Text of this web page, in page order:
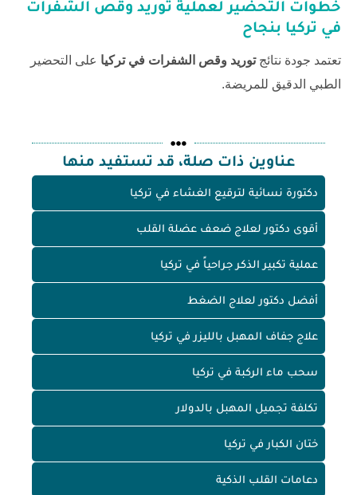
خطوات التحضير لعملية توريد وقص الشفرات
في تركيا بنجاح
تعتمد جودة نتائجتوريد وقص الشفرات في تركيا على التحضير
الطبي الدقيق للمريضة.
عناوين ذات صلة، قد تستفيد منها
دكتورة نسائية لترقيع الغشاء في تركيا
أقوى دكتور لعلاج ضعف عضلة القلب
عملية تكبير الذكر جراحياً في تركيا
أفضل دكتور لعلاج الضغط
علاج جفاف المهبل بالليزر في تركيا
سحب ماء الركبة في تركيا
تكلفة تجميل المهبل بالدولار
ختان الكبار في تركيا
دعامات القلب الذكية